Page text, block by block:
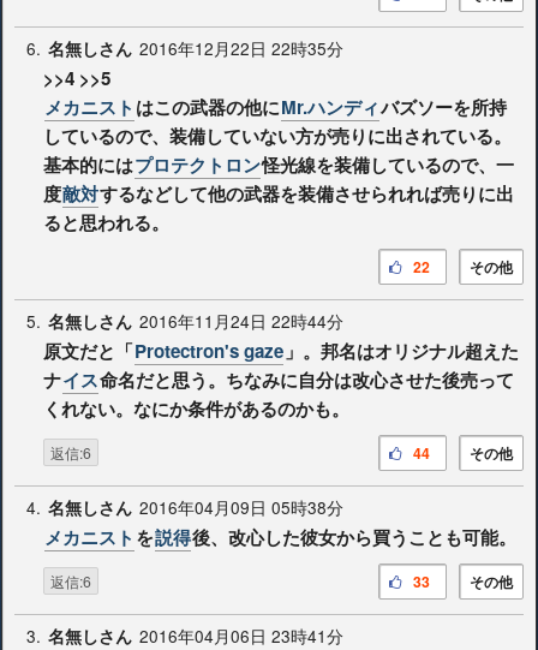
6. 名無しさん 2016年12月22日 22時35分
>>4 >>5
メカニスト はこの武器の他にMr.ハンディバズソーを所持
しているので、装備していない方が売りに出されている。
基本的にはプロテクトロン怪光線を装備しているので、一
度敵対するなどして他の武器を装備させられれば売りに出
ると思われる。
その他
22
5. 名無しさん 2016年11月24日 22時44分
原文だと「Protectron's gaze 」。邦名はオリジナル超えた
ナイス命名だと思う。ちなみに自分は改心させた後売って
くれない。なにか条件があるのかも。
返信:6 その他
44
4. 名無しさん 2016年04月09日 05時38分
メカニスト を説得後、改心した彼女から買うことも可能。
返信:6 その他
33
3. 名無しさん 2016年04月06日 23時41分